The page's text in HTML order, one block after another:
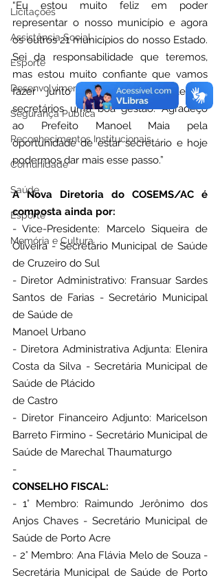
Licitações
Assistência Social
Esporte
Desenvolvimento Econômico
Segurança Pública
Reconhecimentos Institucionais
Comunidade
Saúde
Esporte
Memória e Cultura
“Eu estou muito feliz em poder
representar o nosso município e agora
os outros 21 municípios do nosso Estado.
Sei da responsabilidade que teremos,
mas estou muito confiante que vamos
fazer junto com todos os demais
secretários uma boa gestão. Agradeço
ao Prefeito Manoel Maia pela
oportunidade de estar secretário e hoje
podermos dar mais esse passo.”
A Nova Diretoria do COSEMS/AC é
composta ainda por:
- Vice-Presidente: Marcelo Siqueira de
Oliveira - Secretário Municipal de Saúde
de Cruzeiro do Sul
- Diretor Administrativo: Fransuar Sardes
Santos de Farias - Secretário Municipal
de Saúde de
Manoel Urbano
- Diretora Administrativa Adjunta: Elenira
Costa da Silva - Secretária Municipal de
Saúde de Plácido
de Castro
- Diretor Financeiro Adjunto: Maricelson
Barreto Firmino - Secretário Municipal de
Saúde de Marechal Thaumaturgo
- ⁠
CONSELHO FISCAL:
- 1° Membro: Raimundo Jerônimo dos
Anjos Chaves - Secretário Municipal de
Saúde de Porto Acre
- 2° Membro: Ana Flávia Melo de Souza -
Secretária Municipal de Saúde de Porto